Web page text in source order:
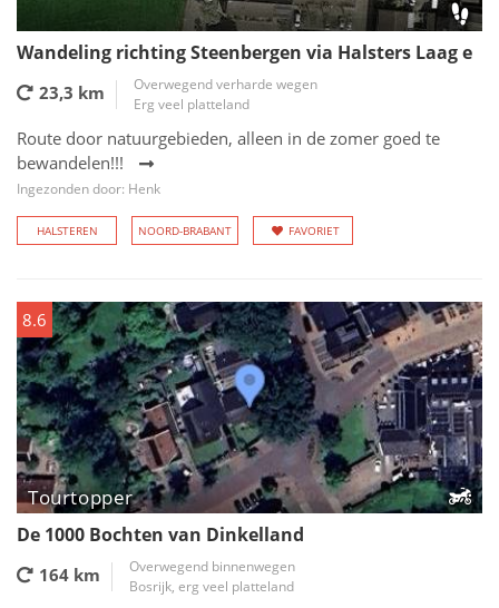
Wandeling richting Steenbergen via Halsters Laag e
23,3 km
Overwegend verharde wegen
Erg veel platteland
Route door natuurgebieden, alleen in de zomer goed te
bewandelen!!!
Ingezonden door: Henk
HALSTEREN NOORD-BRABANT FAVORIET
8.6
Tourtopper
De 1000 Bochten van Dinkelland
164 km
Overwegend binnenwegen
Bosrijk, erg veel platteland